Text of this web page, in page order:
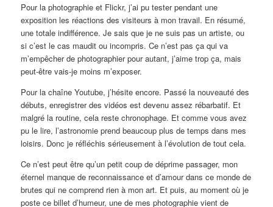
Pour la photographie et Flickr, j’ai pu tester pendant une
exposition les réactions des visiteurs à mon travail. En résumé,
une totale indifférence. Je sais que je ne suis pas un artiste, ou
si c’est le cas maudit ou incompris. Ce n’est pas ça qui va
m’empêcher de photographier pour autant, j’aime trop ça, mais
peut-être vais-je moins m’exposer.
Pour la chaîne Youtube, j’hésite encore. Passé la nouveauté des
débuts, enregistrer des vidéos est devenu assez rébarbatif. Et
malgré la routine, cela reste chronophage. Et comme vous avez
pu le lire, l’astronomie prend beaucoup plus de temps dans mes
loisirs. Donc je réfléchis sérieusement à l’évolution de tout cela.
Ce n’est peut être qu’un petit coup de déprime passager, mon
éternel manque de reconnaissance et d’amour dans ce monde de
brutes qui ne comprend rien à mon art. Et puis, au moment où je
poste ce billet d’humeur, une de mes photographie vient de